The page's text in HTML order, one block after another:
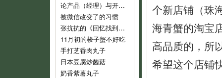
论产品（经理）与开发（经理）的话语权
被微信改变了的习惯
张抗抗的《回忆找到了我》
11月初的梭子蟹不好吃
手打芝香肉丸子
日本豆腐炒菌菇
奶香紫薯丸子
个新店铺（珠
海青蟹的淘宝
高品质的，所
希望这个店铺